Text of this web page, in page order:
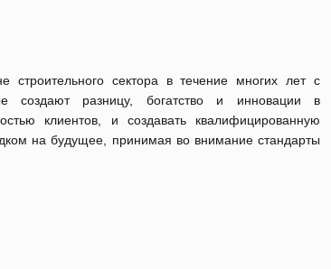
строительного сектора в течение многих лет с
создают разницу, богатство и инновации в
клиентов, и создавать квалифицированную
на будущее, принимая во внимание стандарты